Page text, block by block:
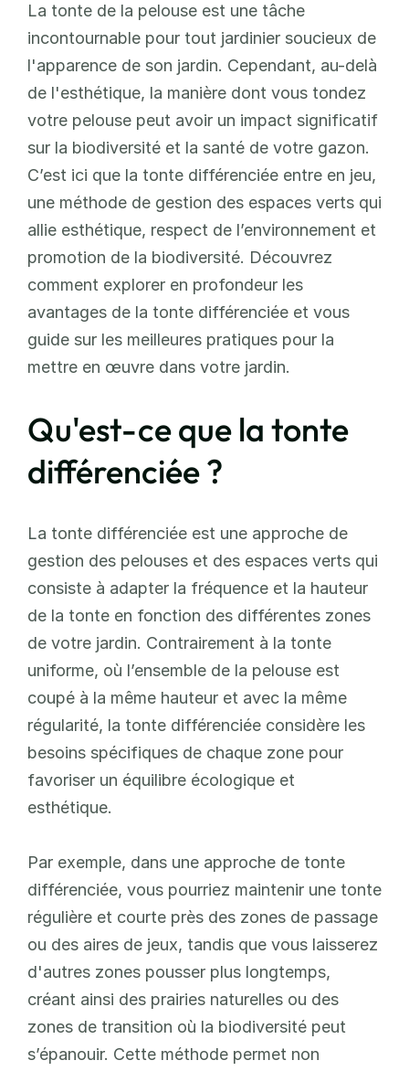
La tonte de la pelouse est une tâche
incontournable pour tout jardinier soucieux de
l'apparence de son jardin. Cependant, au-delà
de l'esthétique, la manière dont vous tondez
votre pelouse peut avoir un impact significatif
sur la biodiversité et la santé de votre gazon.
C’est ici que la tonte différenciée entre en jeu,
une méthode de gestion des espaces verts qui
allie esthétique, respect de l’environnement et
promotion de la biodiversité. Découvrez
comment explorer en profondeur les
avantages de la tonte différenciée et vous
guide sur les meilleures pratiques pour la
mettre en œuvre dans votre jardin.
Qu'est-ce que la tonte
différenciée ?
La tonte différenciée est une approche de
gestion des pelouses et des espaces verts qui
consiste à adapter la fréquence et la hauteur
de la tonte en fonction des différentes zones
de votre jardin. Contrairement à la tonte
uniforme, où l’ensemble de la pelouse est
coupé à la même hauteur et avec la même
régularité, la tonte différenciée considère les
besoins spécifiques de chaque zone pour
favoriser un équilibre écologique et
esthétique.
Par exemple, dans une approche de tonte
différenciée, vous pourriez maintenir une tonte
régulière et courte près des zones de passage
ou des aires de jeux, tandis que vous laisserez
d'autres zones pousser plus longtemps,
créant ainsi des prairies naturelles ou des
zones de transition où la biodiversité peut
s’épanouir. Cette méthode permet non